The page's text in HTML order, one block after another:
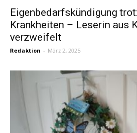
Eigenbedarfskündigung
Krankheiten – Leserin aus
verzweifelt
Redaktion - März 2, 2025